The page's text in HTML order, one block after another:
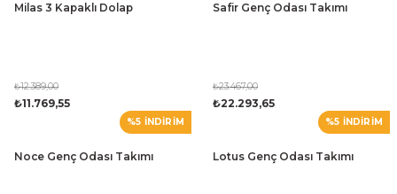
Milas 3 Kapaklı Dolap
₺12.389,00
₺11.769,55
Safir Genç Odası Takımı
₺23.467,00
₺22.293,65
%5 İNDİRİM
Noce Genç Odası Takımı
%5 İNDİRİM
Lotus Genç Odası Takımı